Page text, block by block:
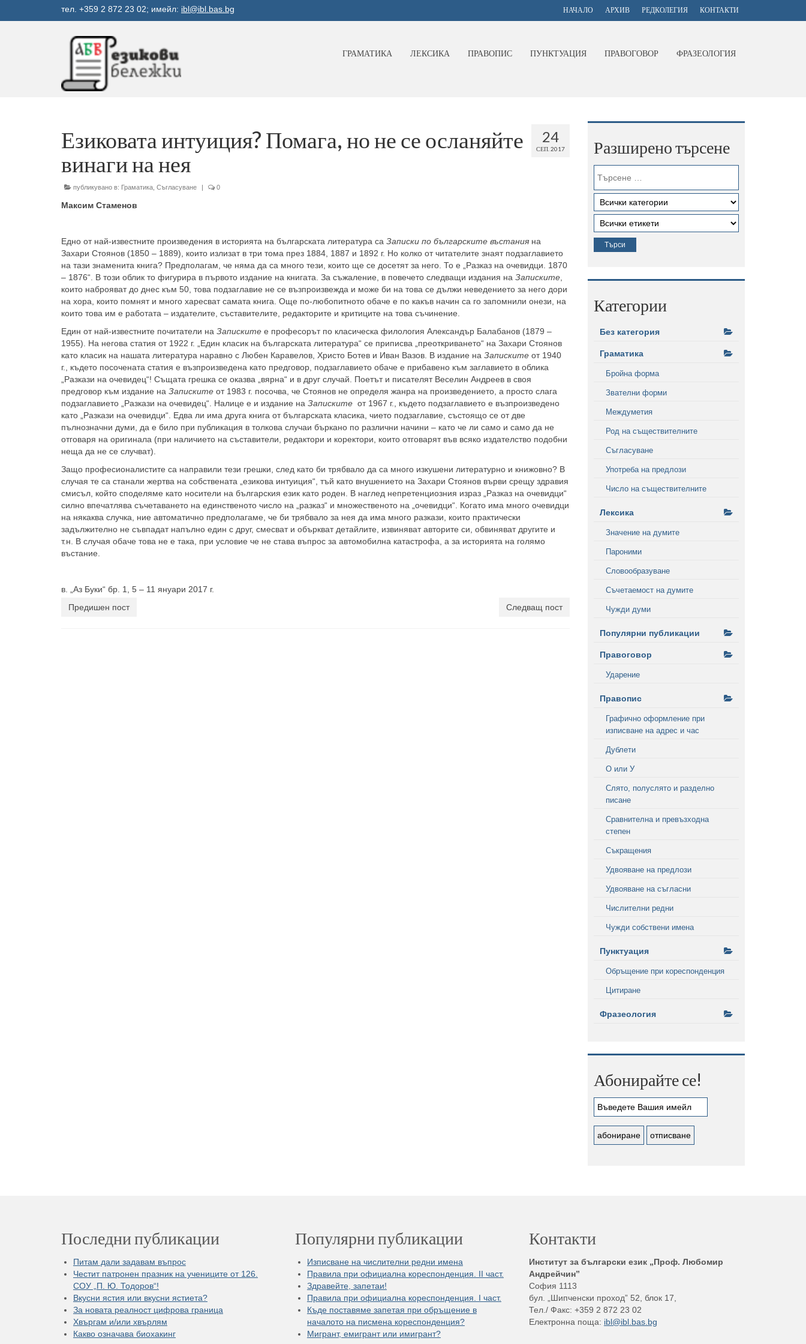
НАЧАЛО АРХИВ РЕДКОЛЕГИЯ КОНТАКТИ
тел. +359 2 872 23 02; имейл: ibl@ibl.bas.bg
ГРАМАТИКА ЛЕКСИКА ПРАВОПИС ПУНКТУАЦИЯ ПРАВОГОВОР ФРАЗЕОЛОГИЯ
24
СЕП. 2017
Езиковата интуиция? Помага, но не се осланяйте
винаги на нея
публикувано в: Граматика Съгласуване | 0
Максим Стаменов
Едно от най-известните произведения в историята на българската литература са Записки по българските въстания на
Захари Стоянов (1850 – 1889), които излизат в три тома през 1884, 1887 и 1892 г. Но колко от читателите знаят подзаглавието
на тази знаменита книга? Предполагам, че няма да са много тези, които ще се досетят за него. То е „Разказ на очевидци. 1870
– 1876“. В този облик то фигурира в първото издание на книгата. За съжаление, в повечето следващи издания на Записките
които наброяват до днес към 50, това подзаглавие не се възпроизвежда и може би на това се дължи неведението за него дори
на хора, които помнят и много харесват самата книга. Още по-любопитното обаче е по какъв начин са го запомнили онези, на
които това им е работата – издателите, съставителите, редакторите и критиците на това съчинение.
Един от най-известните почитатели на Записките е професорът по класическа филология Александър Балабанов (1879 –
1955). На негова статия от 1922 г. „Един класик на българската литература“ се приписва „преоткриването“ на Захари Стоянов
като класик на нашата литература наравно с Любен Каравелов, Христо Ботев и Иван Вазов. В издание на Записките от 1940
г., където посочената статия е възпроизведена като предговор, подзаглавието обаче е прибавено към заглавието в облика
„Разкази на очевидец“! Същата грешка се оказва „вярна“ и в друг случай. Поетът и писателят Веселин Андреев в своя
предговор към издание на Записките от 1983 г. посочва, че Стоянов не определя жанра на произведението, а просто слага
подзаглавието „Разкази на очевидец“. Налице е и издание на Записките от 1967 г., където подзаглавието е възпроизведено
като „Разкази на очевидци“. Едва ли има друга книга от българската класика, чието подзаглавие, състоящо се от две
пълнозначни думи, да е било при публикация в толкова случаи бъркано по различни начини – като че ли само и само да не
отговаря на оригинала (при наличието на съставители, редактори и коректори, които отговарят във всяко издателство подобни
неща да не се случват).
Защо професионалистите са направили тези грешки, след като би трябвало да са много изкушени литературно и книжовно? В
случая те са станали жертва на собствената „езикова интуиция“, тъй като внушението на Захари Стоянов върви срещу здравия
смисъл, който споделяме като носители на българския език като роден. В наглед непретенциозния израз „Разказ на очевидци“
силно впечатлява съчетаването на единственото число на „разказ“ и множественото на „очевидци“. Когато има много очевидци
на някаква случка, ние автоматично предполагаме, че би трябвало за нея да има много разкази, които практически
задължително не съвпадат напълно един с друг, смесват и объркват детайлите, извиняват авторите си, обвиняват другите и
т.н. В случая обаче това не е така, при условие че не става въпрос за автомобилна катастрофа, а за историята на голямо
въстание.
в. „Аз Буки“ бр. 1, 5 – 11 януари 2017 г.
Предишен пост
Следващ пост
Разширено търсене
Категории
Без категория
Граматика
Бройна форма
Звателни форми
Междуметия
Род на съществителните
Съгласуване
Употреба на предлози
Число на съществителните
Лексика
Значение на думите
Пароними
Словообразуване
Съчетаемост на думите
Чужди думи
Популярни публикации
Правоговор
Ударение
Правопис
Графично оформление при
изписване на адрес и час
Дублети
О или У
Слято, полуслято и разделно
писане
Сравнителна и превъзходна
степен
Съкращения
Удвояване на предлози
Удвояване на съгласни
Числителни редни
Чужди собствени имена
Пунктуация
Обръщение при кореспонденция
Цитиране
Фразеология
Абонирайте се!
Последни публикации
Питам дали задавам въпрос
Честит патронен празник на учениците от 126.
СОУ „П. Ю. Тодоров“!
Вкусни ястия или вкусни ястиета?
За новата реалност цифрова граница
Хвъргам и/или хвърлям
Какво означава биохакинг
Популярни публикации
Изписване на числителни редни имена
Правила при официална кореспонденция. II част.
Здравейте, запетаи!
Правила при официална кореспонденция. I част.
Къде поставяме запетая при обръщение в
началото на писмена кореспонденция?
Мигрант, емигрант или имигрант?
Контакти
Институт за български език „Проф. Любомир
Андрейчин”
София 1113
бул. „Шипченски проход” 52, блок 17,
Тел./ Факс: +359 2 872 23 02
Електронна поща: ibl@ibl.bas.bg